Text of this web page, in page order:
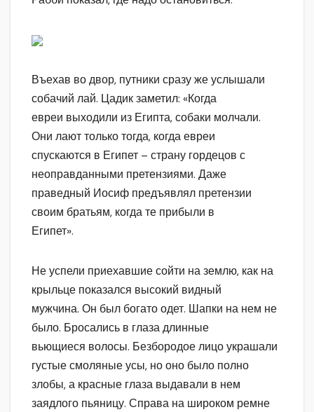
Въехав во двор, путники сразу же услышали
собачий лай. Цадик заметил: «Когда
евреи выходили из Египта, собаки молчали.
Они лают только тогда, когда евреи
спускаются в Египет – страну гордецов с
неоправданными претензиями. Даже
праведный Иосиф предъявлял претензии
своим братьям, когда те прибыли в
Египет».
Не успели приехавшие сойти на землю, как на
крыльце показался высокий видный
мужчина. Он был богато одет. Шапки на нем не
было. Бросались в глаза длинные
вьющиеся волосы. Безбородое лицо украшали
густые смоляные усы, но оно было полно
злобы, а красные глаза выдавали в нем
заядлого пьяницу. Справа на широком ремне